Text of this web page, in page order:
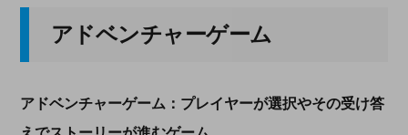
アドベンチャーゲーム
アドベンチャーゲーム：プレイヤーが選択やその受け答